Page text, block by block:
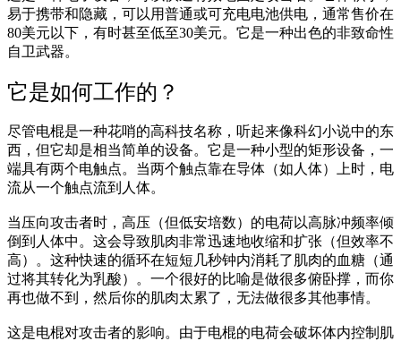
易于携带和隐藏，可以用普通或可充电电池供电，通常售价在
80美元以下，有时甚至低至30美元。它是一种出色的非致命性
自卫武器。
它是如何工作的？
尽管电棍是一种花哨的高科技名称，听起来像科幻小说中的东
西，但它却是相当简单的设备。它是一种小型的矩形设备，一
端具有两个电触点。当两个触点靠在导体（如人体）上时，电
流从一个触点流到人体。
当压向攻击者时，高压（但低安培数）的电荷以高脉冲频率倾
倒到人体中。这会导致肌肉非常迅速地收缩和扩张（但效率不
高）。这种快速的循环在短短几秒钟内消耗了肌肉的血糖（通
过将其转化为乳酸）。一个很好的比喻是做很多俯卧撑，而你
再也做不到，然后你的肌肉太累了，无法做很多其他事情。
这是电棍对攻击者的影响。由于电棍的电荷会破坏体内控制肌